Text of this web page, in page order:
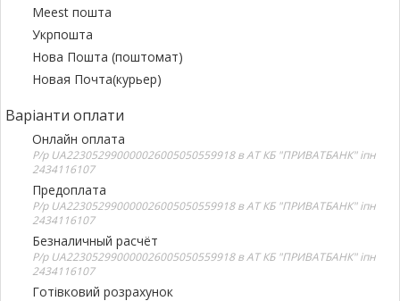
Meest пошта
Укрпошта
Нова Пошта (поштомат)
Новая Почта(курьер)
Варіанти оплати
Онлайн оплата
Р/р UA223052990000026005050559918 в АТ КБ "ПРИВАТБАНК" іпн
2434116107
Предоплата
Р/р UA223052990000026005050559918 в АТ КБ "ПРИВАТБАНК" іпн
2434116107
Безналичный расчёт
Р/р UA223052990000026005050559918 в АТ КБ "ПРИВАТБАНК" іпн
2434116107
Готівковий розрахунок